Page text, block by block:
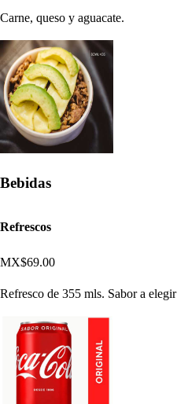
Carne, queso y aguacate.
Bebidas
Refrescos
MX$69.00
Refresco de 355 mls. Sabor a elegir